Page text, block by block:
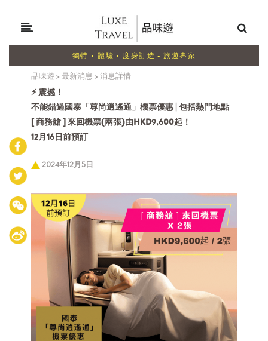
獨特 • 體驗 • 度身訂造 - 旅遊專家
品味遊 >最新消息 >消息詳情
⚡ 震撼！
不能錯過國泰「尊尚逍遙通」機票優惠 | 包括熱門地點
[ 商務艙 ] 來回機票(兩張)由HKD9,600起！
12月16日前預訂
2024年12月5日